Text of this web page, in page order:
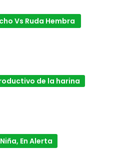
Vs Ruda Hembra
de la harina
En Alerta